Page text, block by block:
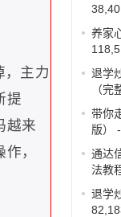
，主力
提
越来
，
养家
退学
（完
带你
版）
通达
法教
退学